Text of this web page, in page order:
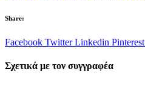
Share:
Facebook Twitter Linkedin Pinterest
Σχετικά με τον συγγραφέα